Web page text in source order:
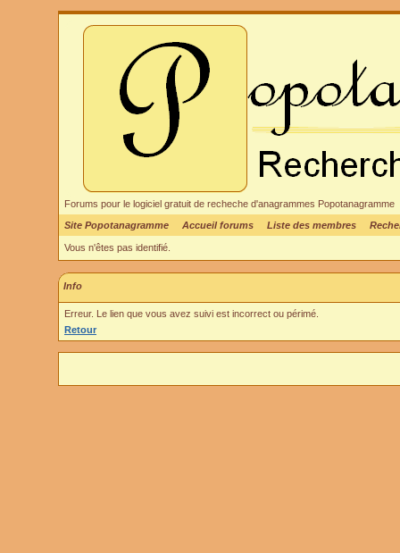
Forums pour le logiciel gratuit de recheche d'anagrammes Popotanagramme
Site Popotanagramme
Accueil forums Liste des membres
Vous n'êtes pas identifié.
Info
Erreur. Le lien que vous avez suivi est incorrect ou périmé.
Retour